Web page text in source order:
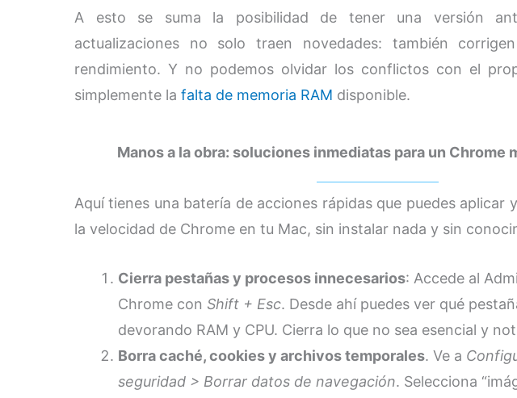
A esto se suma la posibilidad de tener una versión
actualizaciones no solo traen novedades: también
rendimiento. Y no podemos olvidar los conflictos con el
simplemente la falta de memoria RAM disponible.
Manos a la obra: soluciones inmediatas para un Chrome
Aquí tienes una batería de acciones rápidas que puedes aplicar
la velocidad de Chrome en tu Mac, sin instalar nada y sin
Cierra pestañas y procesos innecesarios: Accede al
Chrome con Shift + Esc. Desde ahí puedes ver qué
devorando RAM y CPU. Cierra lo que no sea esencial y
Borra caché, cookies y archivos temporales. Ve a
seguridad > Borrar datos de navegación. Selecciona